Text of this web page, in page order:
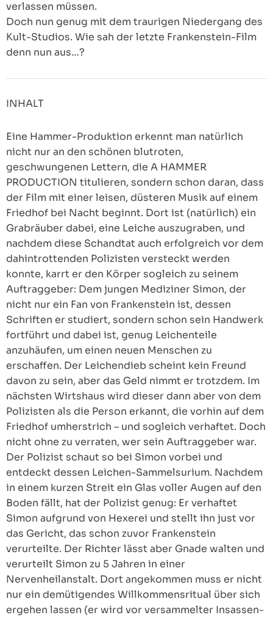
verlassen müssen.
Doch nun genug mit dem traurigen Niedergang des
Kult-Studios. Wie sah der letzte Frankenstein-Film
denn nun aus…?
INHALT
Eine Hammer-Produktion erkennt man natürlich
nicht nur an den schönen blutroten,
geschwungenen Lettern, die A HAMMER
PRODUCTION titulieren, sondern schon daran, dass
der Film mit einer leisen, düsteren Musik auf einem
Friedhof bei Nacht beginnt. Dort ist (natürlich) ein
Grabräuber dabei, eine Leiche auszugraben, und
nachdem diese Schandtat auch erfolgreich vor dem
dahintrottenden Polizisten versteckt werden
konnte, karrt er den Körper sogleich zu seinem
Auftraggeber: Dem jungen Mediziner Simon, der
nicht nur ein Fan von Frankenstein ist, dessen
Schriften er studiert, sondern schon sein Handwerk
fortführt und dabei ist, genug Leichenteile
anzuhäufen, um einen neuen Menschen zu
erschaffen. Der Leichendieb scheint kein Freund
davon zu sein, aber das Geld nimmt er trotzdem. Im
nächsten Wirtshaus wird dieser dann aber von dem
Polizisten als die Person erkannt, die vorhin auf dem
Friedhof umherstrich – und sogleich verhaftet. Doch
nicht ohne zu verraten, wer sein Auftraggeber war.
Der Polizist schaut so bei Simon vorbei und
entdeckt dessen Leichen-Sammelsurium. Nachdem
in einem kurzen Streit ein Glas voller Augen auf den
Boden fällt, hat der Polizist genug: Er verhaftet
Simon aufgrund von Hexerei und stellt ihn just vor
das Gericht, das schon zuvor Frankenstein
verurteilte. Der Richter lässt aber Gnade walten und
verurteilt Simon zu 5 Jahren in einer
Nervenheilanstalt. Dort angekommen muss er nicht
nur ein demütigendes Willkommensritual über sich
ergehen lassen (er wird vor versammelter Insassen-